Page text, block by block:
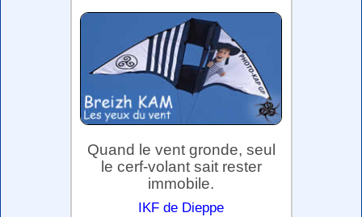
Quand le vent gronde, seul
le cerf-volant sait rester
immobile.
IKF de Dieppe